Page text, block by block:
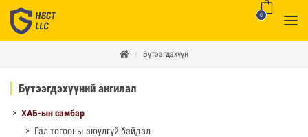
0
Бүтээгдэхүүн
Бүтээгдэхүүний ангилал
ХАБ-ын самбар
Гал тогооны аюулгүй байдал